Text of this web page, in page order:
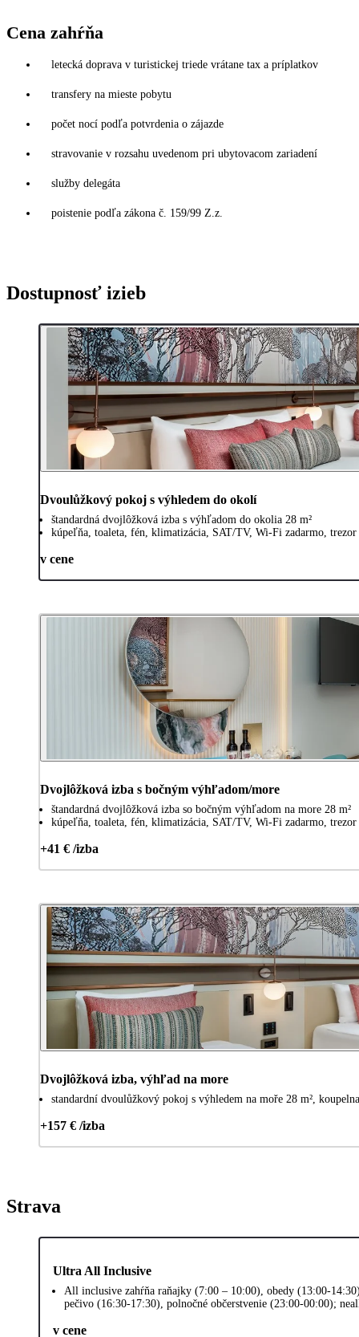
Cena zahŕňa
letecká doprava v turistickej triede vrátane tax a príplatkov
transfery na mieste pobytu
počet nocí podľa potvrdenia o zájazde
stravovanie v rozsahu uvedenom pri ubytovacom zariadení
služby delegáta
poistenie podľa zákona č. 159/99 Z.z.
Dostupnosť izieb
Dvoulůžkový pokoj s výhledem do okolí
štandardná dvojlôžková izba s výhľadom do okolia 28 m²
kúpeľňa, toaleta, fén, klimatizácia, SAT/TV, Wi-Fi zadarmo,
v cene
Dvojlôžková izba s bočným výhľadom/more
štandardná dvojlôžková izba so bočným výhľadom na more 28 m²
kúpeľňa, toaleta, fén, klimatizácia, SAT/TV, Wi-Fi zadarmo,
+41 € /izba
Dvojlôžková izba, výhľad na more
standardní dvoulůžkový pokoj s výhledem na moře 28 m²,
+157 € /izba
Strava
Ultra All Inclusive
All inclusive zahŕňa raňajky (7:00 – 10:00), obedy (13:00-
pečivo (16:30-17:30), polnočné občerstvenie (23:00-00:00);
v cene